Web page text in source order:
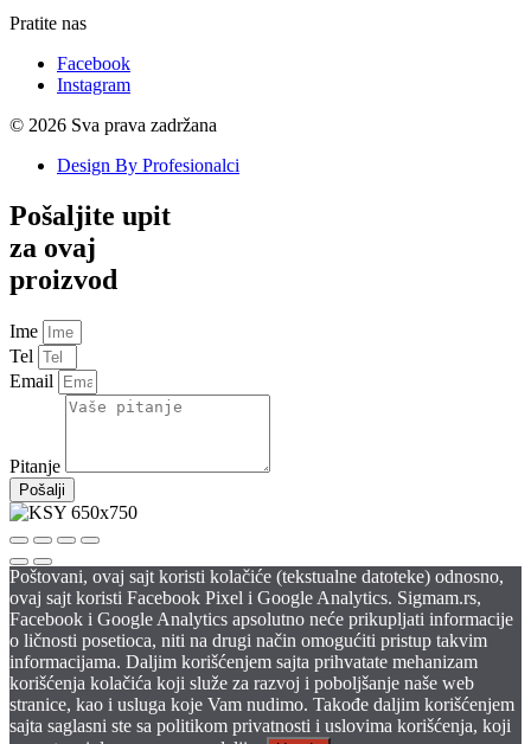
Pratite nas
Facebook
Instagram
© 2026 Sva prava zadržana
Design By Profesionalci
Pošaljite upit
za ovaj
proizvod
Ime
Tel
Email
Pitanje
Pošalji
Poštovani, ovaj sajt koristi kolačiće (tekstualne datoteke) odnosno,
ovaj sajt koristi Facebook Pixel i Google Analytics. Sigmam.rs,
Facebook i Google Analytics apsolutno neće prikupljati informacije
o ličnosti posetioca, niti na drugi način omogućiti pristup takvim
informacijama. Daljim korišćenjem sajta prihvatate mehanizam
korišćenja kolačića koji služe za razvoj i poboljšanje naše web
stranice, kao i usluga koje Vam nudimo. Takođe daljim korišćenjem
sajta saglasni ste sa politikom privatnosti i uslovima korišćenja, koji